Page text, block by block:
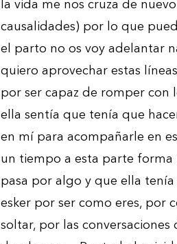
la vida me nos cruza de
causalidades) por lo que
el parto no os voy adelantar
quiero aprovechar estas
por ser capaz de romper con
ella sentía que tenía que
en mí para acompañarle en
un tiempo a esta parte
pasa por algo y que ella
esker por ser como eres, por
soltar, por las conversaciones